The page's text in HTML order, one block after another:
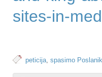
sites-in-
peticija, spasimo